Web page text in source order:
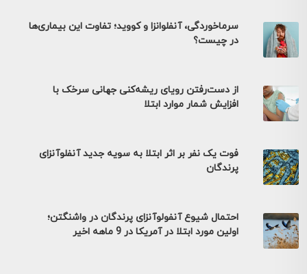
سرماخوردگی، آنفلوانزا و کووید؛ تفاوت این بیماری‌ها
در چیست؟
از دست‌رفتن رویای ریشه‌کنی جهانی سرخک با
افزایش شمار موارد ابتلا
فوت یک نفر بر اثر ابتلا به سویه جدید آنفلوآنزای
پرندگان
احتمال شیوع آنفولوآنزای پرندگان در واشنگتن؛
اولین مورد ابتلا در آمریکا در 9 ماهه اخیر